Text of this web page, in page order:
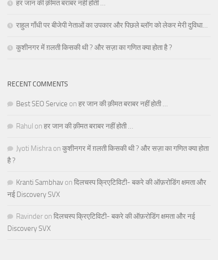
हर जान की क़ीमत बराबर नहीं होती …
राहुल गाँधी पर बीजेपी नेताओं का उपकार और पिछले ब्लॉग को लेकर मेरी दुविधा…
कुशीनगर में ग़लती किसकी थी ? और सज़ा का गणित क्या होता है ?
RECENT COMMENTS
Best SEO Service on हर जान की क़ीमत बराबर नहीं होती …
Rahul on हर जान की क़ीमत बराबर नहीं होती …
Jyoti Mishra on कुशीनगर में ग़लती किसकी थी ? और सज़ा का गणित क्या होता
है ?
Kranti Sambhav on दिलचस्प क्रिएटिविटी- बकरे की ऑफ़रोडिंग क्षमता और
नई Discovery SVX
Ravinder on दिलचस्प क्रिएटिविटी- बकरे की ऑफ़रोडिंग क्षमता और नई
Discovery SVX